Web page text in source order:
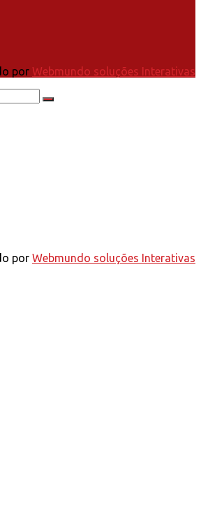
por Webmundo soluções Interativas
por Webmundo soluções Interativas